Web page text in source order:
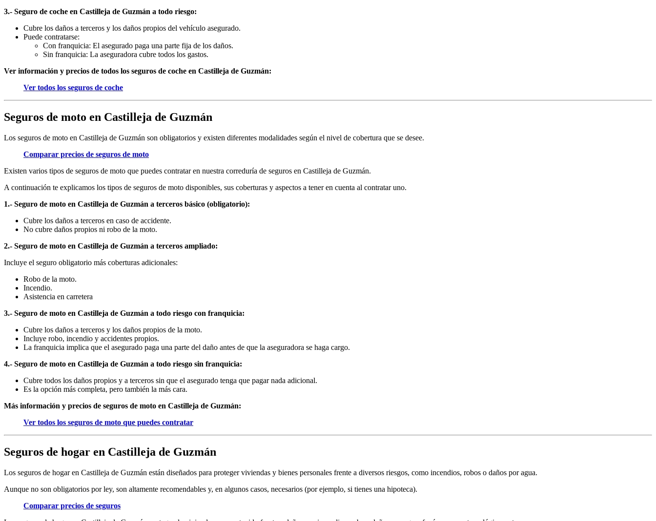
3.- Seguro de coche en Castilleja de Guzmán a todo riesgo:
Cubre los daños a terceros y los daños propios del vehículo asegurado.
Puede contratarse:
Con franquicia: El asegurado paga una parte fija de los daños.
Sin franquicia: La aseguradora cubre todos los gastos.
Ver información y precios de todos los seguros de coche en Castilleja de Guzmán:
Ver todos los seguros de coche
Seguros de moto en Castilleja de Guzmán
Los seguros de moto en Castilleja de Guzmán son obligatorios y existen diferentes modalidades según el nivel de cobertura que se desee.
Comparar precios de seguros de moto
Existen varios tipos de seguros de moto que puedes contratar en nuestra correduría de seguros en Castilleja de Guzmán.
A continuación te explicamos los tipos de seguros de moto disponibles, sus coberturas y aspectos a tener en cuenta al contratar uno.
1.- Seguro de moto en Castilleja de Guzmán a terceros básico (obligatorio):
Cubre los daños a terceros en caso de accidente.
No cubre daños propios ni robo de la moto.
2.- Seguro de moto en Castilleja de Guzmán a terceros ampliado:
Incluye el seguro obligatorio más coberturas adicionales:
Robo de la moto.
Incendio.
Asistencia en carretera
3.- Seguro de moto en Castilleja de Guzmán a todo riesgo con franquicia:
Cubre los daños a terceros y los daños propios de la moto.
Incluye robo, incendio y accidentes propios.
La franquicia implica que el asegurado paga una parte del daño antes de que la aseguradora se haga cargo.
4.- Seguro de moto en Castilleja de Guzmán a todo riesgo sin franquicia:
Cubre todos los daños propios y a terceros sin que el asegurado tenga que pagar nada adicional.
Es la opción más completa, pero también la más cara.
Más información y precios de seguros de moto en Castilleja de Guzmán:
Ver todos los seguros de moto que puedes contratar
Seguros de hogar en Castilleja de Guzmán
Los seguros de hogar en Castilleja de Guzmán están diseñados para proteger viviendas y bienes personales frente a diversos riesgos, como incendios, robos o daños por agua.
Aunque no son obligatorios por ley, son altamente recomendables y, en algunos casos, necesarios (por ejemplo, si tienes una hipoteca).
Comparar precios de seguros